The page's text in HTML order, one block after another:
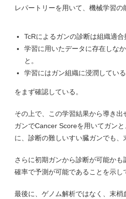
レパートリーを用いて、機械学習の
TcRによるガンの診断は組織適合
学習に用いたデータに存在しな
と。
学習にはガン組織に浸潤してい
をまず確認している。
その上で、この学習結果から導き
ガンでCancer Scoreを用いてガン
に、診断の難しいすい臓ガンでも
さらに初期ガンから診断が可能か
確率で予測が可能であることを示し
最後に、ゲノム解析ではなく、末